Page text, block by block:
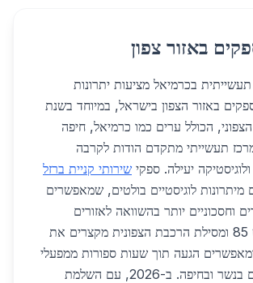
באזור צפון
בכרמיאל מציעות יתרונות
באזור הצפון בישראל, במיוחד בשנת
הצפוני, הכולל ערים כמו כרמיאל, חיפה
תעשייתי מתקדם הודות לקרבה
יעילה. ספקי שירותי קניית ברזל
מיתרונות לוגיסטיים בולטים, שמאפשרים
וחסכוניים יותר בהשוואה לאזורים
מרכזיים. כביש 85 ומסילת הרכבת הצפונית מקצרים את
הגעה תוך שעות ספורות ממפעלי
הפלדה הגדולים בנשר ובחיפה. ב-2026, עם השלמת